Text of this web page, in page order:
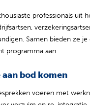
professionals uit
Samen bieden ze je
programma aan.
bod komen
voeren met